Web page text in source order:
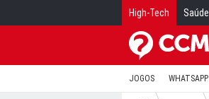
High-Tech Saúde
JOGOS WHATSAPP